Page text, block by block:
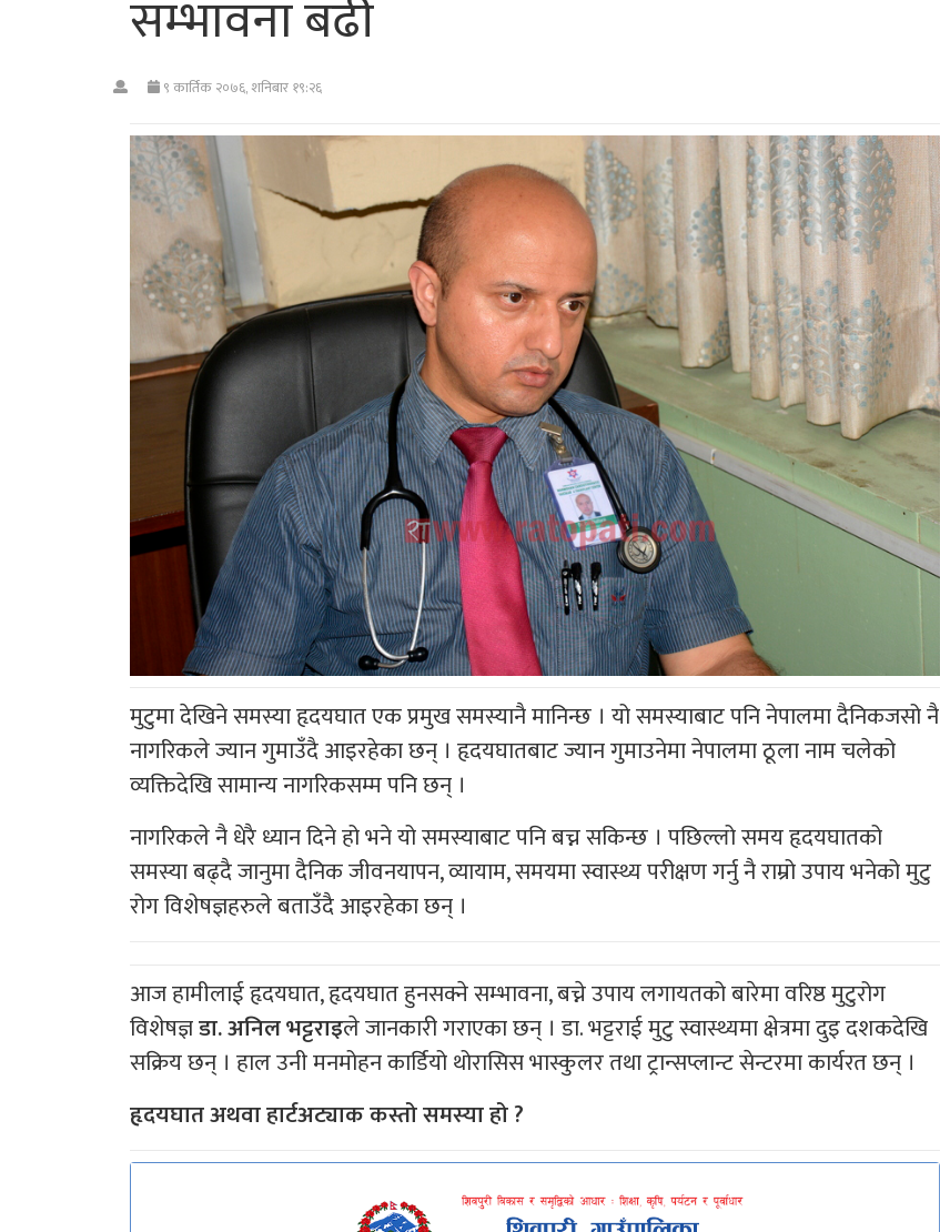
सम्भावना बढी
९ कार्तिक २०७६, शनिबार १९:२६
मुटुमा देखिने समस्या हृदयघात एक प्रमुख समस्यानै मानिन्छ । यो समस्याबाट पनि नेपालमा दैनिकजसो नै
नागरिकले ज्यान गुमाउँदै आइरहेका छन् । हृदयघातबाट ज्यान गुमाउनेमा नेपालमा ठूला नाम चलेको
व्यक्तिदेखि सामान्य नागरिकसम्म पनि छन् ।
नागरिकले नै धेरै ध्यान दिने हो भने यो समस्याबाट पनि बच्न सकिन्छ । पछिल्लो समय हृदयघातको
समस्या बढ्दै जानुमा दैनिक जीवनयापन, व्यायाम, समयमा स्वास्थ्य परीक्षण गर्नु नै राम्रो उपाय भनेको मुटु
रोग विशेषज्ञहरुले बताउँदै आइरहेका छन् ।
आज हामीलाई हृदयघात, हृदयघात हुनसक्ने सम्भावना, बच्ने उपाय लगायतको बारेमा वरिष्ठ मुटुरोग
विशेषज्ञडा. अनिल भट्टराइले जानकारी गराएका छन् । डा. भट्टराई मुटु स्वास्थ्यमा क्षेत्रमा दुइ दशकदेखि
सक्रिय छन् । हाल उनी मनमोहन कार्डियो थोरासिस भास्कुलर तथा ट्रान्सप्लान्ट सेन्टरमा कार्यरत छन् ।
हृदयघात अथवा हार्टअट्याक कस्तो समस्या हो ?